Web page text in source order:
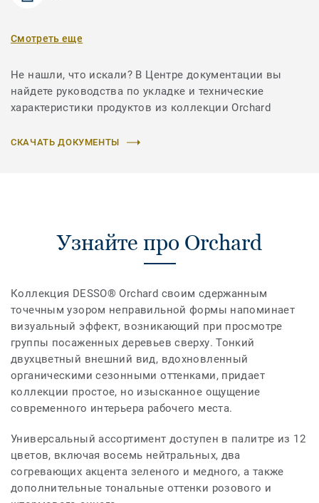
Смотреть еще
Не нашли, что искали? В Центре документации вы
найдете руководства по укладке и технические
характеристики продуктов из коллекции Orchard
СКАЧАТЬ ДОКУМЕНТЫ
Узнайте про Orchard
Коллекция DESSO® Orchard своим сдержанным
точечным узором неправильной формы напоминает
визуальный эффект, возникающий при просмотре
группы посаженных деревьев сверху. Тонкий
двухцветный внешний вид, вдохновленный
органическими сезонными оттенками, придает
коллекции простое, но изысканное ощущение
современного интерьера рабочего места.
Универсальный ассортимент доступен в палитре из 12
цветов, включая восемь нейтральных, два
согревающих акцента зеленого и медного, а также
дополнительные тональные оттенки розового и